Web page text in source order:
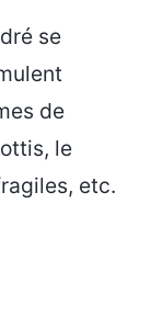
se
de
le
etc.